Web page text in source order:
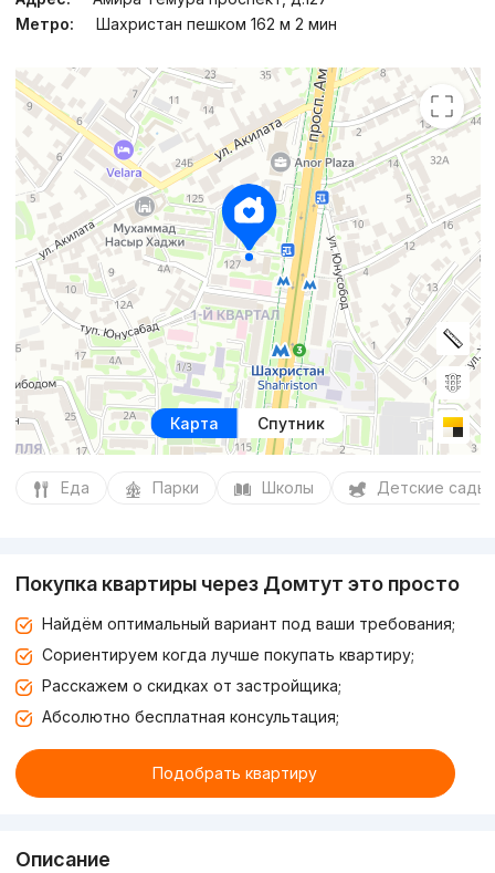
Метро:
Шахристан пешком 162 м 2 мин
Карта Спутник
Еда Парки Школы Детские сады
Покупка квартиры через Домтут это просто
Найдём оптимальный вариант под ваши требования;
Сориентируем когда лучше покупать квартиру;
Расскажем о скидках от застройщика;
Абсолютно бесплатная консультация;
Подобрать квартиру
Описание